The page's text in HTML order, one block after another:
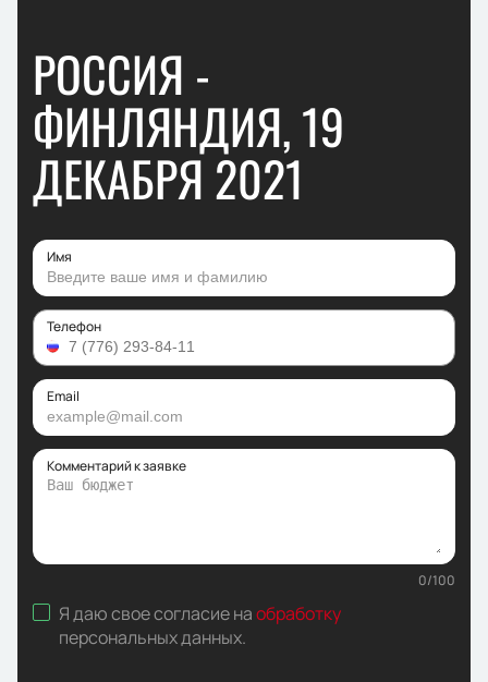
РОССИЯ -
ФИНЛЯНДИЯ, 19
ДЕКАБРЯ 2021
Имя
Телефон
Email
Комментарий к заявке
0/100
Я даю свое согласие наобработку
персональных данных.